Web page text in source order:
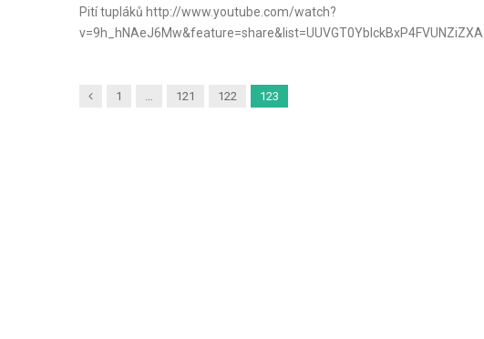
Pití tupláků http://www.youtube.com/watch?
v=9h_hNAeJ6Mw&feature=share&list=UUVGT0YbIckBxP4FVUNZiZXA
Předchozí
1 … 121 122 123